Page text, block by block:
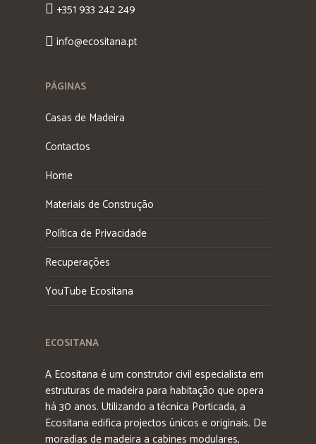
+351 933 242 249
info@ecositana.pt
PÁGINAS
Casas de Madeira
Contactos
Home
Materiais de Construção
Política de Privacidade
Recuperações
YouTube Ecositana
ECOSITANA
A Ecositana é um construtor civil especialista em
estruturas de madeira para habitação que opera
há 30 anos. Utilizando a técnica Porticada, a
Ecositana edifica projectos únicos e originais. De
moradias de madeira a cabines modulares,